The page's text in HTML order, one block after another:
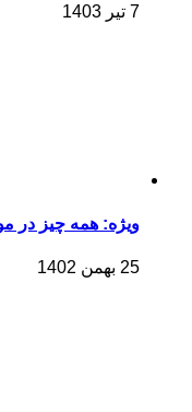
7 تیر 1403
ویژه: همه چیز در
25 بهمن 1402